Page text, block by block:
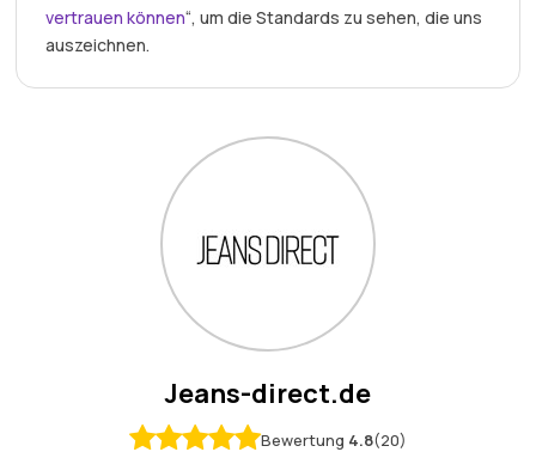
vertrauen können“, um die Standards zu sehen, die uns
auszeichnen.
Jeans-direct.de
Bewertung 4.8(20)